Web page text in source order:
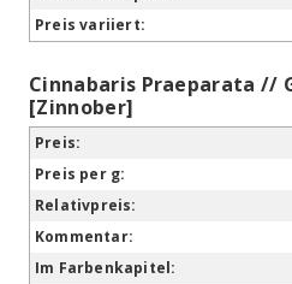
Cinnabaris Praeparata //
[Zinnober]